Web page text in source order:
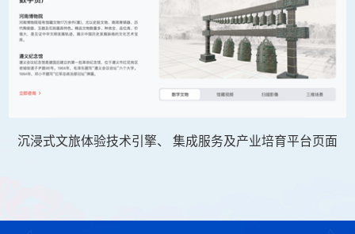
沉浸式文旅体验技术引擎、 集成服务及产业培育平台页面